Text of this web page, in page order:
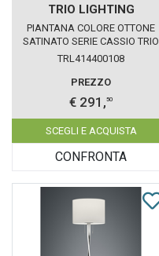
TRIO LIGHTING
PIANTANA COLORE OTTONE
SATINATO SERIE CASSIO TRIO
LIGHTING 414400108
TRL414400108
PREZZO
€ 291,50
SCEGLI E ACQUISTA
CONFRONTA